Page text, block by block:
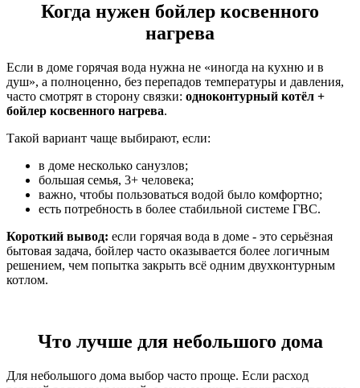
Когда нужен бойлер косвенного
нагрева
Если в доме горячая вода нужна не «иногда на кухню и в
душ», а полноценно, без перепадов температуры и давления,
часто смотрят в сторону связки: одноконтурный котёл +
бойлер косвенного нагрева.
Такой вариант чаще выбирают, если:
в доме несколько санузлов;
большая семья, 3+ человека;
важно, чтобы пользоваться водой было комфортно;
есть потребность в более стабильной системе ГВС.
Короткий вывод: если горячая вода в доме - это серьёзная
бытовая задача, бойлер часто оказывается более логичным
решением, чем попытка закрыть всё одним двухконтурным
котлом.
Что лучше для небольшого дома
Для небольшого дома выбор часто проще. Если расход